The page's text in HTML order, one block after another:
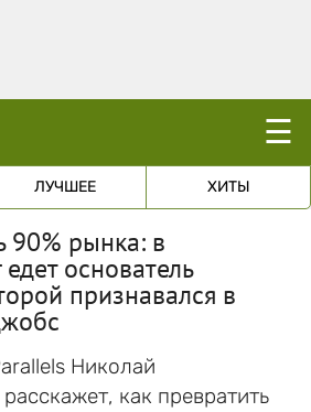
☰
ЛУЧШЕЕ ХИТЫ
90% рынка: в
основатель
признавался в
Николай
как превратить